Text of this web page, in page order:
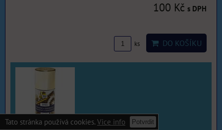
100 Kč s DPH
ks DO KOŠÍKU
Tato stránka používá cookies. Vice info Potvrdit